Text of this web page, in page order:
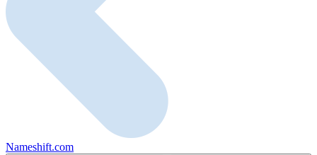
Nameshift.com